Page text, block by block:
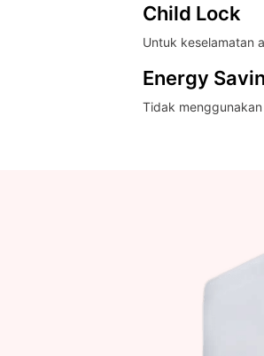
Child Lock
Untuk keselamatan
Energy
Tidak